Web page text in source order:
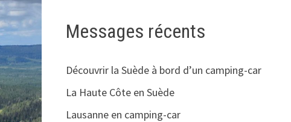
Messages récents
Découvrir la Suède à bord d’un camping-car
La Haute Côte en Suède
Lausanne en camping-car